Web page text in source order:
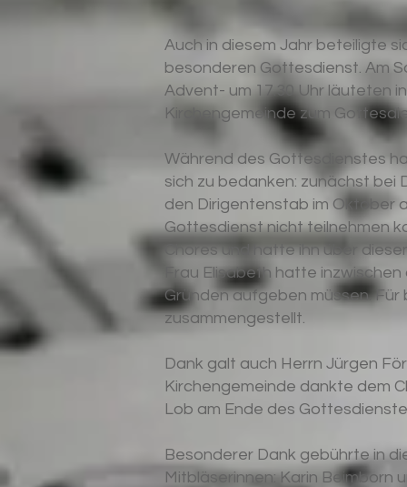
Auch in diesem Jahr beteiligte
besonderen Gottesdienst. Am
Advent- um 17.30 Uhr läuteten
Kirchengemeinde zum
Während des Gottesdienstes
sich zu bedanken: zunächst bei
den Dirigentenstab im Oktober
Gottesdienst nicht teilnehmen
Chores und hatte ihn über
Frau Elisabeth hatte
Gründen aufgeben müssen.
zusammengestellt.
Dank galt auch Herrn Jürgen
Kirchengemeinde dankte dem
Lob am Ende des
Besonderer Dank gebührte in
Mitbläserinnen: Karin Beimborn